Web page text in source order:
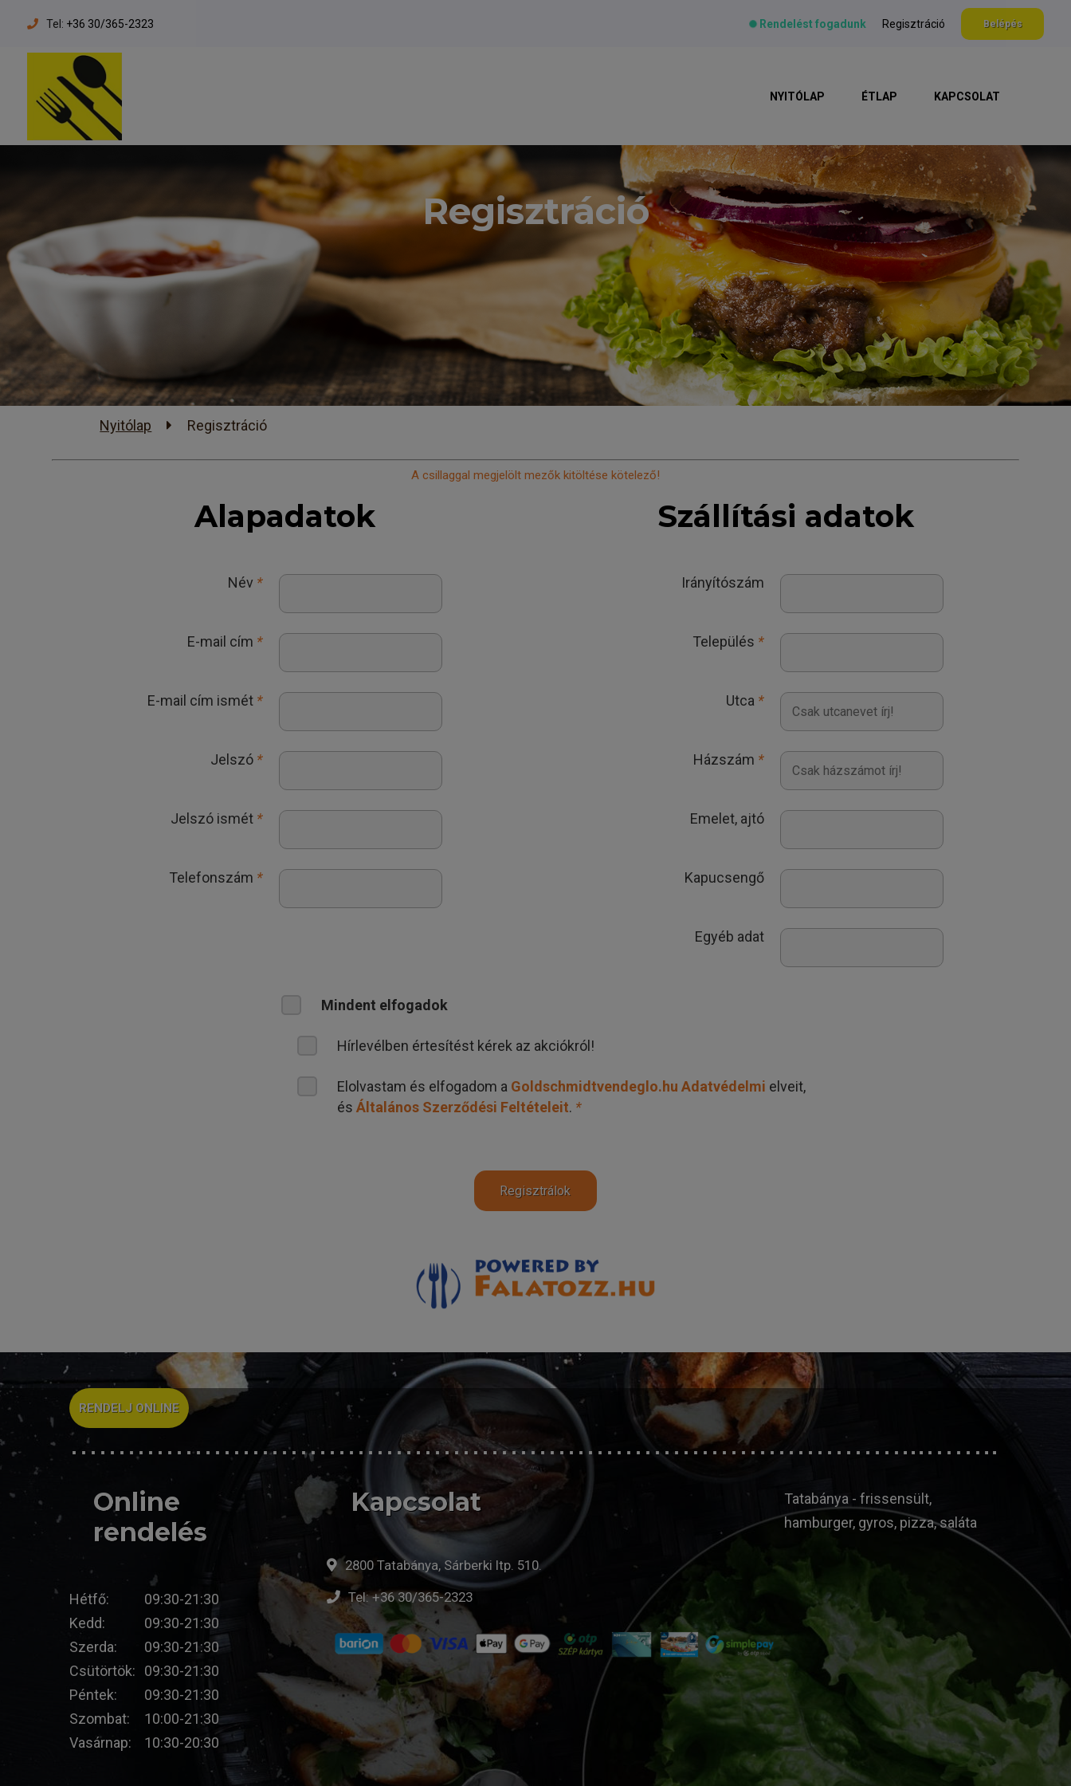
Tel: +36 30/365-2323 Rendelést fogadunk Regisztráció Belépés
NYITÓLAP ÉTLAP KAPCSOLAT
Regisztráció
Nyitólap Regisztráció
A csillaggal megjelölt mezők kitöltése kötelező!
Alapadatok
Név *
E-mail cím *
E-mail cím ismét *
Jelszó *
Jelszó ismét *
Telefonszám *
Szállítási adatok
Irányítószám
Település *
Utca *
Házszám *
Emelet, ajtó
Kapucsengő
Egyéb adat
Mindent elfogadok
Hírlevélben értesítést kérek az akciókról!
Elolvastam és elfogadom a Goldschmidtvendeglo.hu Adatvédelmi elveit,
és Általános Szerződési Feltételeit. *
RENDELJ ONLINE
Online
rendelés
Hétfő:
09:30-21:30
Kedd:
09:30-21:30
Szerda:
09:30-21:30
Csütörtök:
09:30-21:30
Péntek:
09:30-21:30
Szombat:
10:00-21:30
Vasárnap:
10:30-20:30
Kapcsolat
2800 Tatabánya, Sárberki ltp. 510.
Tel:+36 30/365-2323
Tatabánya - frissensült,
hamburger, gyros, pizza, saláta